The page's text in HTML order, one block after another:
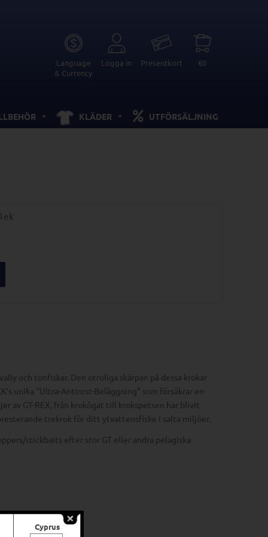
Language
& Currency
Logga in Presentkort €0
KLÄDER UTFÖRSÄLJNING
och tonfiskar. Den otroliga skärpan på dessa krokar
unika “Ultra-Antirost-Beläggning” som försäkrar en
av GT-REX, från krokögat till krokspetsen har blivit
trekrok för ditt ytvattensfiske i salta miljöer.
stickbaits efter stor GT eller andra pelagiska
Cyprus